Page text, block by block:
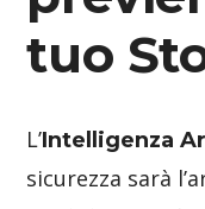
tuo
L’Intelligenza
sicurezza sarà